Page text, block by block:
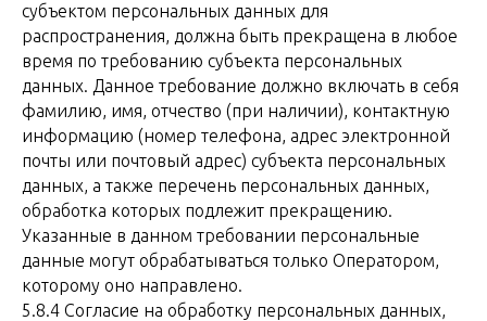
субъектом персональных данных для
распространения, должна быть прекращена в любое
время по требованию субъекта персональных
данных. Данное требование должно включать в себя
фамилию, имя, отчество (при наличии), контактную
информацию (номер телефона, адрес электронной
почты или почтовый адрес) субъекта персональных
данных, а также перечень персональных данных,
обработка которых подлежит прекращению.
Указанные в данном требовании персональные
данные могут обрабатываться только Оператором,
которому оно направлено.
5.8.4 Согласие на обработку персональных данных,